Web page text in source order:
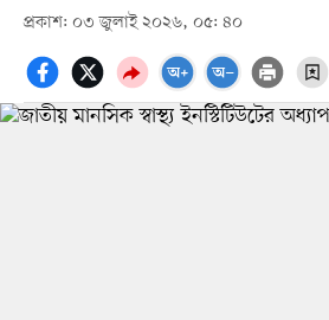
প্রকাশ: ০৩ জুলাই ২০২৬, ০৫: ৪০